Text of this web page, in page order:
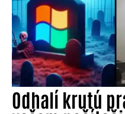
Odhalí krutú